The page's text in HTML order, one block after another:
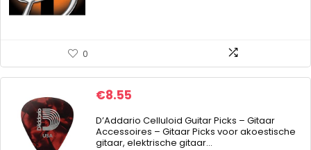
0
€8.55
D’Addario Celluloid Guitar Picks – Gitaar
Accessoires – Gitaar Picks voor akoestische
gitaar, elektrische gitaar…